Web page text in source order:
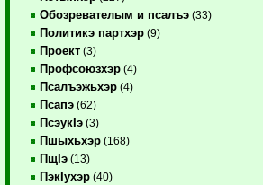
Обозревателым и псалъэ (33)
Политикэ партхэр (9)
Проект (3)
Профсоюзхэр (4)
Псалъэжьхэр (4)
Псапэ (62)
ПсэукIэ (3)
Пшыхьхэр (168)
ПщIэ (13)
ПэкIухэр (40)